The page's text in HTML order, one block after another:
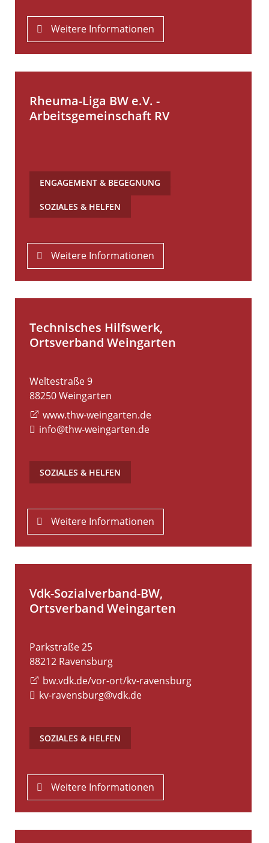
Weitere Informationen
Rheuma-Liga BW e.V. -
Arbeitsgemeinschaft RV
ENGAGEMENT & BEGEGNUNG
SOZIALES & HELFEN
Weitere Informationen
Technisches Hilfswerk,
Ortsverband Weingarten
Weltestraße 9
88250Weingarten
www.thw-weingarten.de
info@thw-weingarten.de
SOZIALES & HELFEN
Weitere Informationen
Vdk-Sozialverband-BW,
Ortsverband Weingarten
Parkstraße 25
88212 Ravensburg
bw.vdk.de/vor-ort/kv-ravensburg
kv-ravensburg@vdk.de
SOZIALES & HELFEN
Weitere Informationen